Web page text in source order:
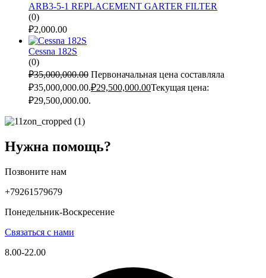
ARB3-5-1 REPLACEMENT GARTER FILTER
(0)
₽2,000.00
Cessna 182S
(0)
₽35,000,000.00 Первоначальная цена составляла
₽35,000,000.00.₽29,500,000.00Текущая цена:
₽29,500,000.00.
Нужна помощь?
Позвоните нам
+79261579679
Понедельник-Воскресение
Связаться с нами
8.00-22.00